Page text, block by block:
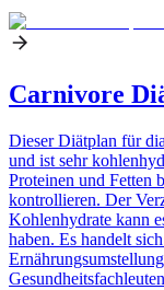
Carnivore
Dieser Diätplan für
und ist sehr
Proteinen und Fetten
kontrollieren. Der
Kohlenhydrate kann
haben. Es handelt